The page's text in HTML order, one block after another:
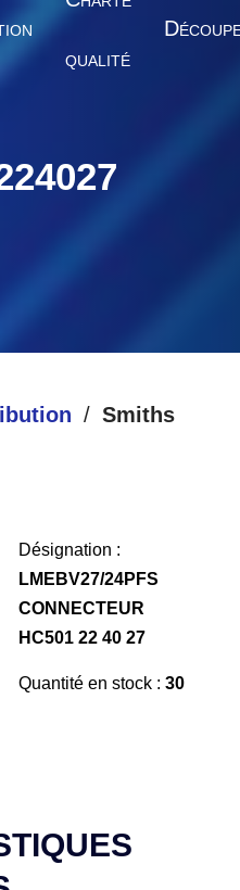
QUALITÉ
D
Smiths
Désignation :
LMEBV27/24PFS
CONNECTEUR
HC501 22 40 27
Quantité en stock : 30